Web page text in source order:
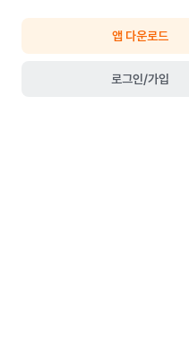
앱 다운로드
로그인/가입